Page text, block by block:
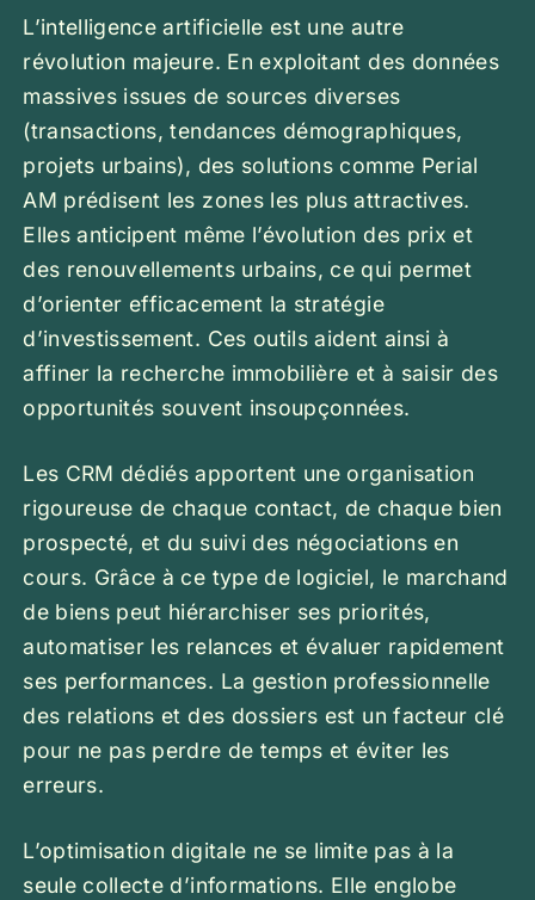
L’intelligence artificielle est une autre
révolution majeure. En exploitant des données
massives issues de sources diverses
(transactions, tendances démographiques,
projets urbains), des solutions comme Perial
AM prédisent les zones les plus attractives.
Elles anticipent même l’évolution des prix et
des renouvellements urbains, ce qui permet
d’orienter efficacement la stratégie
d’investissement. Ces outils aident ainsi à
affiner la recherche immobilière et à saisir des
opportunités souvent insoupçonnées.
Les CRM dédiés apportent une organisation
rigoureuse de chaque contact, de chaque bien
prospecté, et du suivi des négociations en
cours. Grâce à ce type de logiciel, le marchand
de biens peut hiérarchiser ses priorités,
automatiser les relances et évaluer rapidement
ses performances. La gestion professionnelle
des relations et des dossiers est un facteur clé
pour ne pas perdre de temps et éviter les
erreurs.
L’optimisation digitale ne se limite pas à la
seule collecte d’informations. Elle englobe